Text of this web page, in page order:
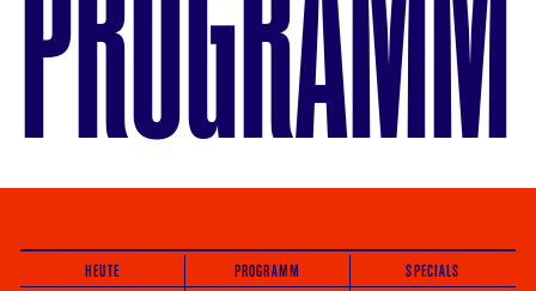
HEUTE PROGRAMM
SPECIALS